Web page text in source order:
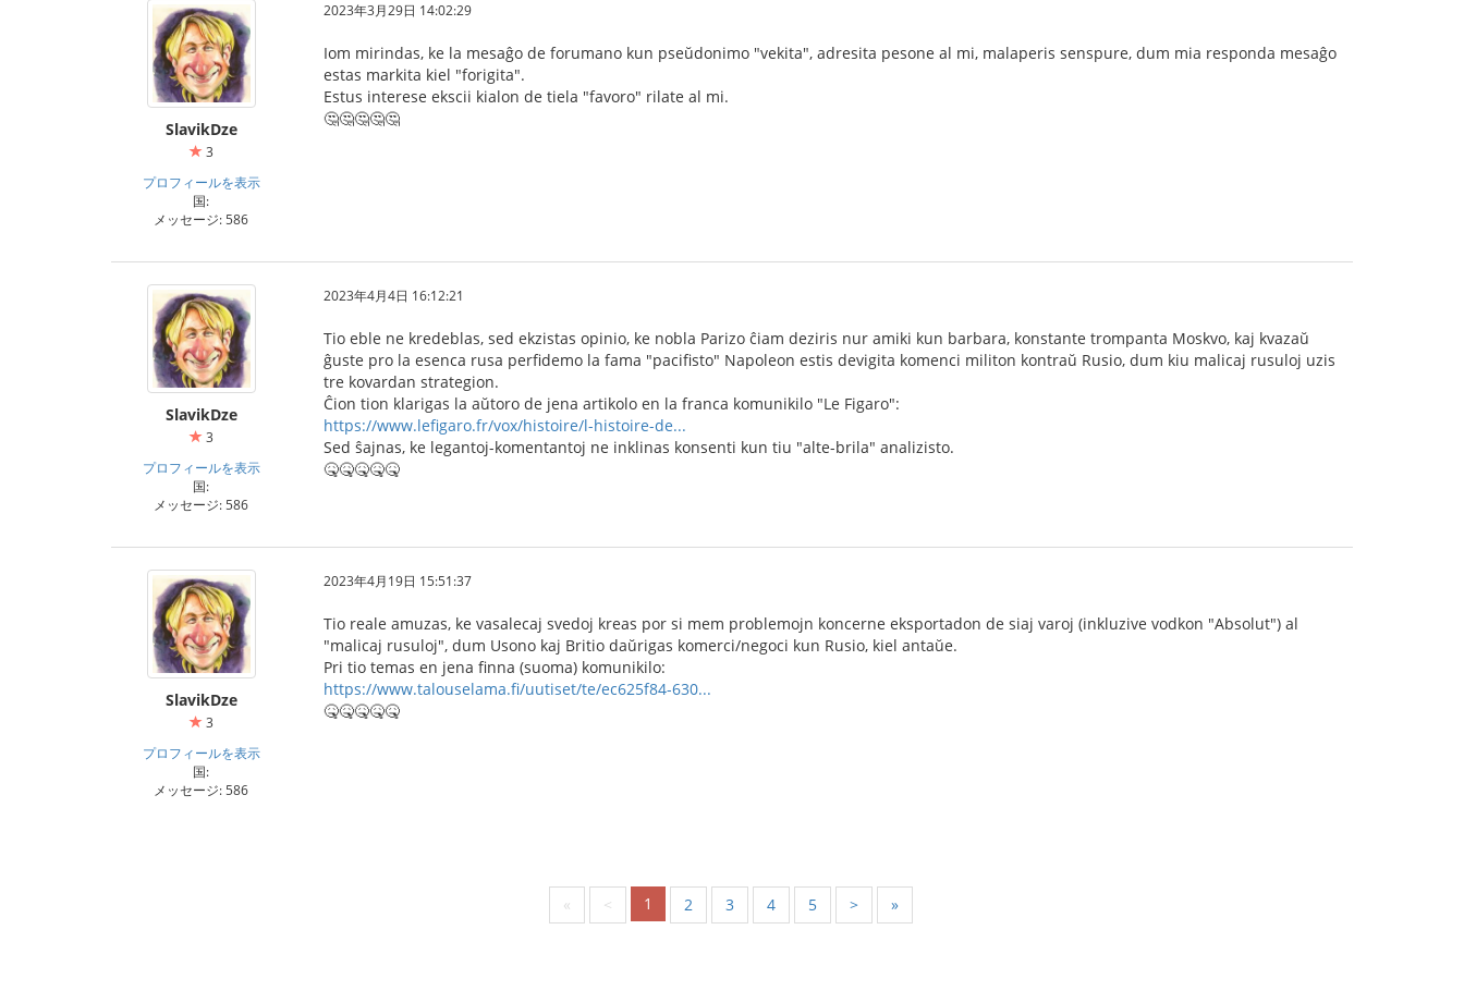
SlavikDze
3
プロフィールを表示
国:
メッセージ: 586
2023年3月29日 14:02:29
Iom mirindas, ke la mesaĝo de forumano kun pseŭdonimo "vekita", adresita pesone al mi, malaperis senspure, dum mia responda mesaĝo
estas markita kiel "forigita".
Estus interese ekscii kialon de tiela "favoro" rilate al mi.
🤔🤔🤔🤔🤔
SlavikDze
3
プロフィールを表示
国:
メッセージ: 586
2023年4月4日 16:12:21
Tio eble ne kredeblas, sed ekzistas opinio, ke nobla Parizo ĉiam deziris nur amiki kun barbara, konstante trompanta Moskvo, kaj kvazaŭ
ĝuste pro la esenca rusa perfidemo la fama "pacifisto" Napoleon estis devigita komenci militon kontraŭ Rusio, dum kiu malicaj rusuloj uzis
tre kovardan strategion.
Ĉion tion klarigas la aŭtoro de jena artikolo en la franca komunikilo "Le Figaro":
https://www.lefigaro.fr/vox/histoire/l-histoire-de...
Sed ŝajnas, ke legantoj-komentantoj ne inklinas konsenti kun tiu "alte-brila" analizisto.
🤒🤒🤒🤒🤒
SlavikDze
3
プロフィールを表示
国:
メッセージ: 586
2023年4月19日 15:51:37
Tio reale amuzas, ke vasalecaj svedoj kreas por si mem problemojn koncerne eksportadon de siaj varoj (inkluzive vodkon "Absolut") al
"malicaj rusuloj", dum Usono kaj Britio daŭrigas komerci/negoci kun Rusio, kiel antaŭe.
Pri tio temas en jena finna (suoma) komunikilo:
https://www.talouselama.fi/uutiset/te/ec625f84-630...
🤒🤒🤒🤒🤒
« < 1 2 3 4 5 > »